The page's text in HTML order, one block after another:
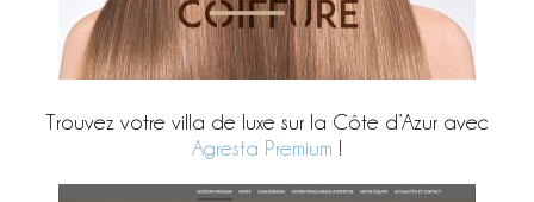
Trouvez votre villa de luxe sur la Côte d’Azur avec
Agresta Premium !